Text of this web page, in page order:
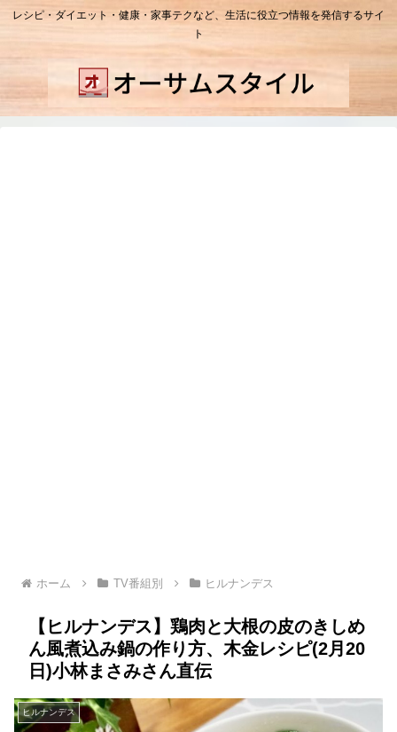
レシピ・ダイエット・健康・家事テクなど、生活に役立つ情報を発信するサイ
ト
ホーム TV番組別 ヒルナンデス
【ヒルナンデス】鶏肉と大根の皮のきしめ
ん風煮込み鍋の作り方、木金レシピ(2月20
日)小林まさみさん直伝
ヒルナンデス